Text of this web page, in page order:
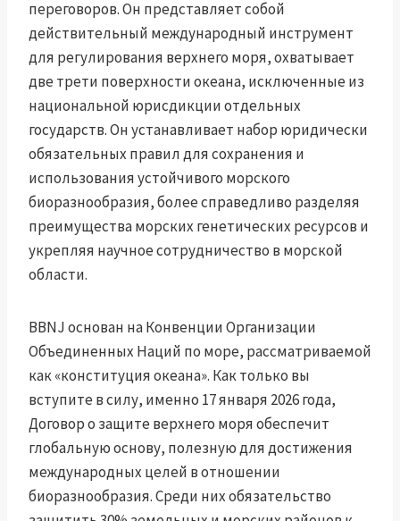
переговоров. Он представляет собой
действительный международный инструмент
для регулирования верхнего моря, охватывает
две трети поверхности океана, исключенные из
национальной юрисдикции отдельных
государств. Он устанавливает набор юридически
обязательных правил для сохранения и
использования устойчивого морского
биоразнообразия, более справедливо разделяя
преимущества морских генетических ресурсов и
укрепляя научное сотрудничество в морской
области.
BBNJ основан на Конвенции Организации
Объединенных Наций по море, рассматриваемой
как «конституция океана». Как только вы
вступите в силу, именно 17 января 2026 года,
Договор о защите верхнего моря обеспечит
глобальную основу, полезную для достижения
международных целей в отношении
биоразнообразия. Среди них обязательство